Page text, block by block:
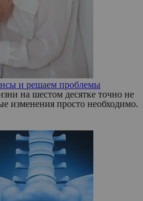
и решаем проблемы
на шестом десятке точно не
изменения просто необходимо.